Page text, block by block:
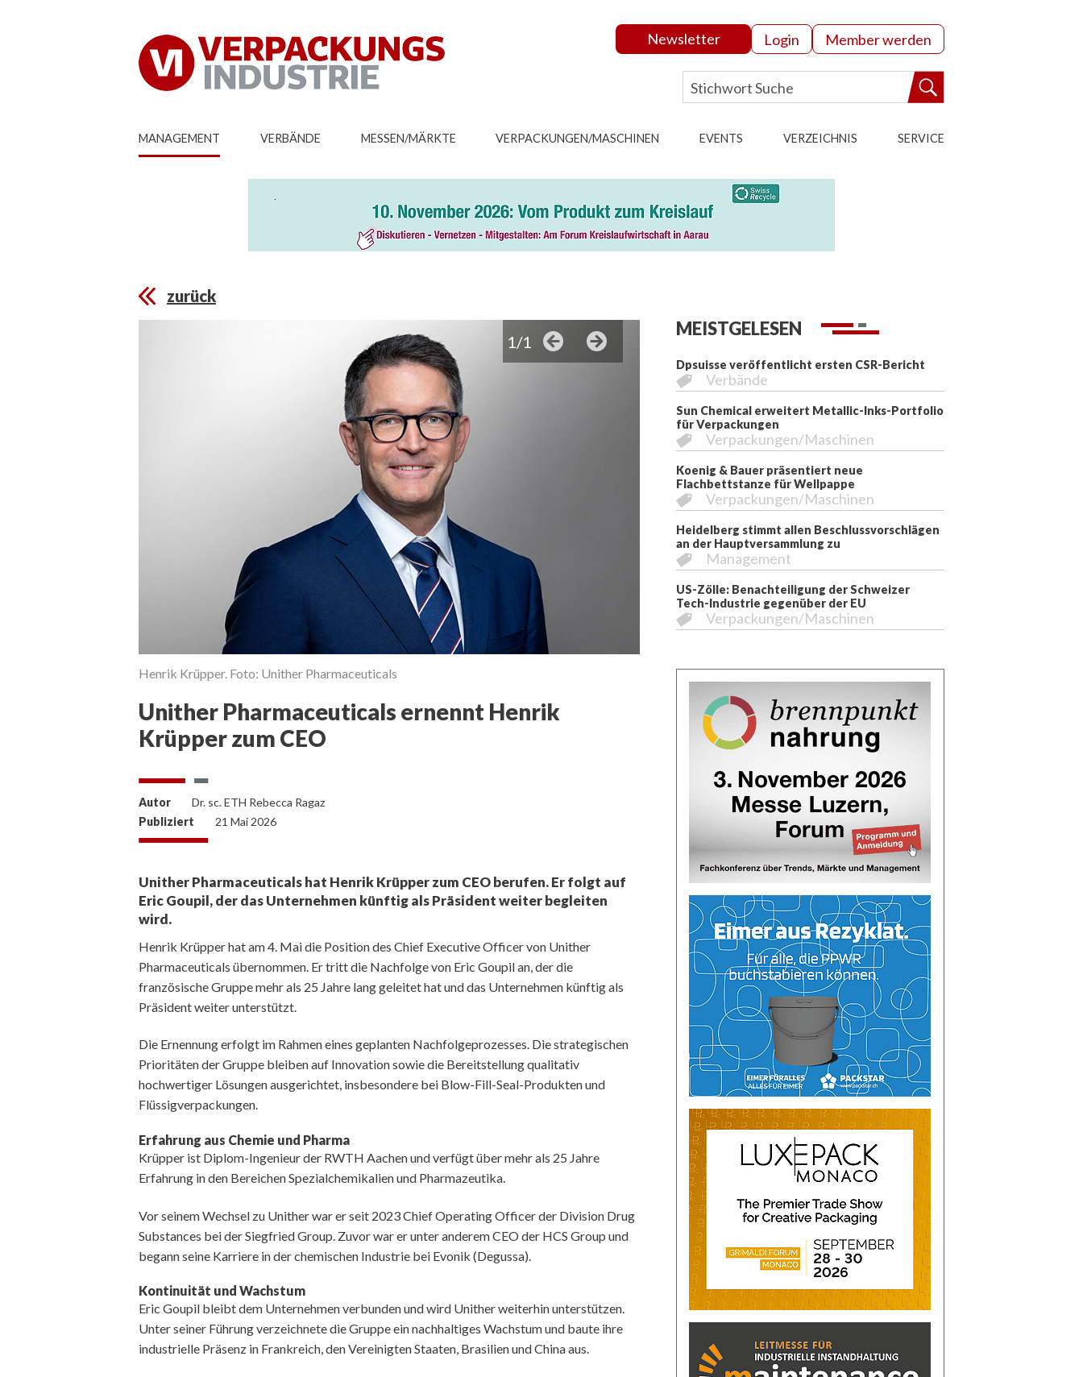
Newsletter Login Member werden
MANAGEMENT VERBÄNDE MESSEN/MÄRKTE VERPACKUNGEN/MASCHINEN EVENTS VERZEICHNIS SERVICE
zurück
Henrik Krüpper. Foto: Unither Pharmaceuticals
1/1
Unither Pharmaceuticals ernennt Henrik
Krüpper zum CEO
Autor
Dr. sc. ETH Rebecca Ragaz
Publiziert
21 Mai 2026
Unither Pharmaceuticals hat Henrik Krüpper zum CEO berufen. Er folgt auf
Eric Goupil, der das Unternehmen künftig als Präsident weiter begleiten
wird.
Henrik Krüpper hat am 4. Mai die Position des Chief Executive Officer von Unither
Pharmaceuticals übernommen. Er tritt die Nachfolge von Eric Goupil an, der die
französische Gruppe mehr als 25 Jahre lang geleitet hat und das Unternehmen künftig als
Präsident weiter unterstützt.
Die Ernennung erfolgt im Rahmen eines geplanten Nachfolgeprozesses. Die strategischen
Prioritäten der Gruppe bleiben auf Innovation sowie die Bereitstellung qualitativ
hochwertiger Lösungen ausgerichtet, insbesondere bei Blow-Fill-Seal-Produkten und
Flüssigverpackungen.
Erfahrung aus Chemie und Pharma
Krüpper ist Diplom-Ingenieur der RWTH Aachen und verfügt über mehr als 25 Jahre
Erfahrung in den Bereichen Spezialchemikalien und Pharmazeutika.
Vor seinem Wechsel zu Unither war er seit 2023 Chief Operating Officer der Division Drug
Substances bei der Siegfried Group. Zuvor war er unter anderem CEO der HCS Group und
begann seine Karriere in der chemischen Industrie bei Evonik (Degussa).
Kontinuität und Wachstum
Eric Goupil bleibt dem Unternehmen verbunden und wird Unither weiterhin unterstützen.
Unter seiner Führung verzeichnete die Gruppe ein nachhaltiges Wachstum und baute ihre
industrielle Präsenz in Frankreich, den Vereinigten Staaten, Brasilien und China aus.
MEISTGELESEN
Dpsuisse veröffentlicht ersten CSR-Bericht
Verbände
Sun Chemical erweitert Metallic-Inks-Portfolio
für Verpackungen
Verpackungen/Maschinen
Koenig & Bauer präsentiert neue
Flachbettstanze für Wellpappe
Verpackungen/Maschinen
Heidelberg stimmt allen Beschlussvorschlägen
an der Hauptversammlung zu
Management
US-Zölle: Benachteiligung der Schweizer
Tech-Industrie gegenüber der EU
Verpackungen/Maschinen